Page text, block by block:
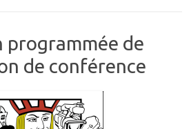
programmée de
de conférence